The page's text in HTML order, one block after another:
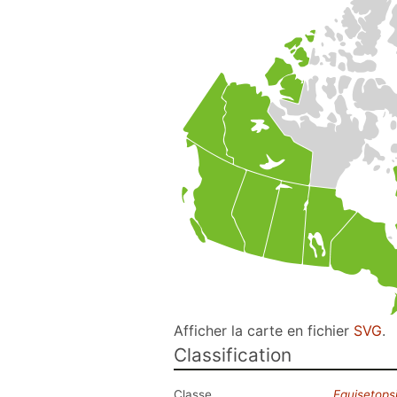
Afficher la carte en fichier SVG.
Classification